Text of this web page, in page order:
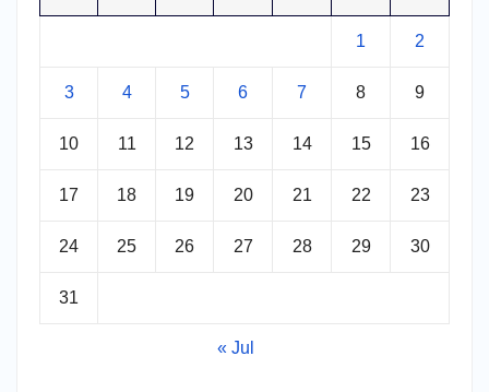
1 2
3 4 5 6 7 8 9
10 11 12 13 14 15 16
17 18 19 20 21 22 23
24 25 26 27 28 29 30
31
« Jul